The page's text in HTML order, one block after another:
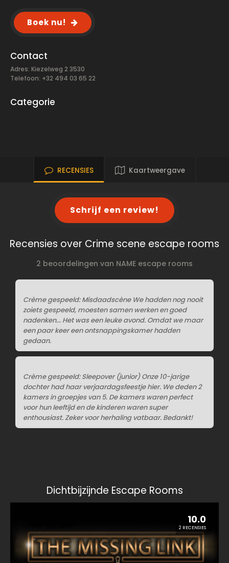
Boek nu!
Contact
Adres: Kiezelweg 2 3530
Telefoon: +32 494 03 65 22
Categorie
RECENSIES Kaartweergave
Schrijf een review!
Recensies over Crime scene escape rooms
2 beoordelingen van NAME escape rooms
Crème gespeeld: Misdaadscène We hadden nog nooit
zoiets gespeeld, moesten samen werken en goed
nadenken... Het was een leuke avond. Omdat we maar
een paar keer een ontsnappingskamer hadden
gedaan.
Crème gespeeld: Sleepover (junior) Onze 10-jarige
dochter had haar verjaardagsfeestje hier. We deden 2
kamers in groepjes van 5. De kamers waren perfect
voor hun leeftijd en de kinderen waren super
enthousiast. Zeker voor herhaling vatbaar. Bedankt!
Dichtbijzijnde Escape Rooms
10.0
2 RECENSIES